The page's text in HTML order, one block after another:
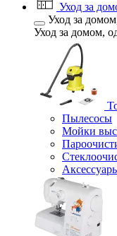
Уход за
Уход за
Уход за домом,
Пылесосы
Мойки